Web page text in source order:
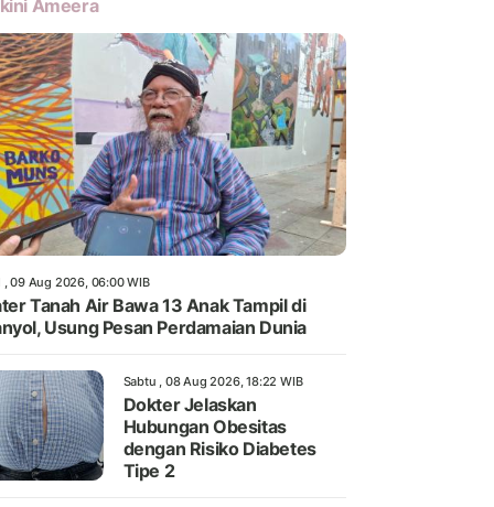
Ameera
, 09 Aug 2026, 06:00 WIB
Tanah Air Bawa 13 Anak Tampil di
Usung Pesan Perdamaian Dunia
Sabtu , 08 Aug 2026, 18:22 WIB
Dokter Jelaskan
Hubungan Obesitas
dengan Risiko Diabetes
Tipe 2